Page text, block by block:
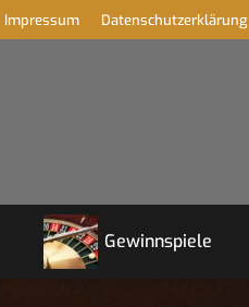
Impressum Datenschutzerklärung
Gewinnspiele